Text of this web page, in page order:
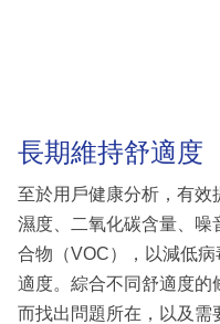
長期維持舒適度
至於用戶健康分析，有效
濕度、二氧化碳含量、噪
合物（VOC），以減低
適度。綜合不同舒適度的
而找出問題所在，以及需